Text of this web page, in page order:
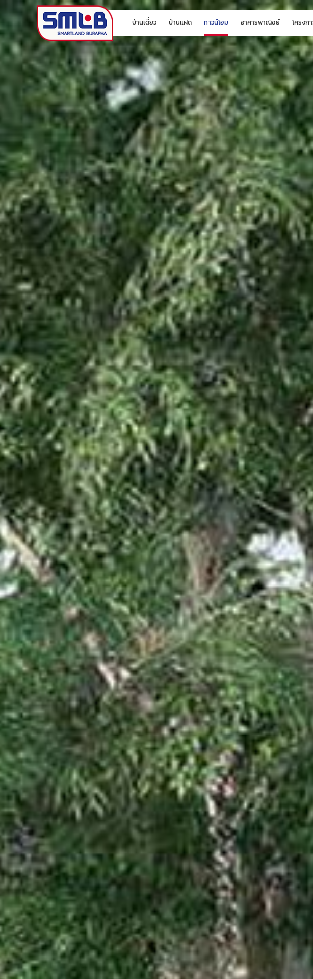
บ้านเดี่ยว บ้านแฝด ทาวน์โฮม อาคารพาณิชย์ โครงก